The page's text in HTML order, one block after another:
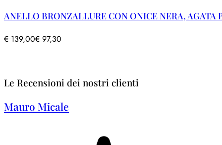
ANELLO BRONZALLURE CON ONICE NERA,
€139,00€ 97,30
Le Recensioni dei nostri clienti
Mauro Micale